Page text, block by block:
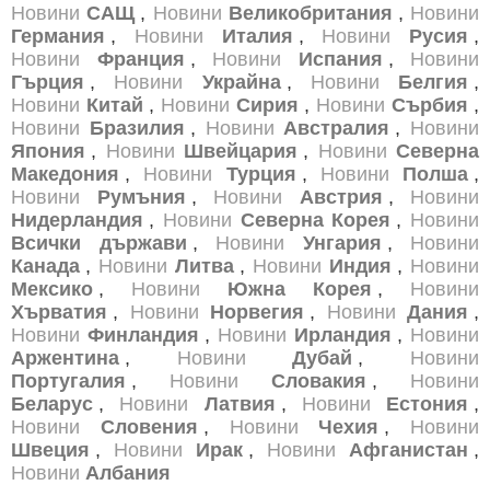
Новини САЩ , Новини Великобритания , Новини
Германия , Новини Италия , Новини Русия ,
Новини
Франция , Новини Испания , Новини
Гърция , Новини Украйна , Новини Белгия ,
Новини Китай , Новини Сирия , Новини Сърбия ,
Новини Бразилия , Новини Австралия , Новини
Япония , Новини Швейцария , Новини Северна
Македония , Новини Турция , Новини Полша ,
Новини
Румъния , Новини Австрия , Новини
Нидерландия , Новини Северна Корея , Новини
Всички държави , Новини Унгария , Новини
Канада , Новини Литва , Новини Индия , Новини
Мексико , Новини Южна Корея , Новини
Хърватия , Новини Норвегия , Новини Дания ,
Новини Финландия , Новини Ирландия , Новини
Аржентина , Новини Дубай , Новини
Португалия , Новини Словакия , Новини
Беларус , Новини Латвия , Новини Естония ,
Новини
Словения , Новини Чехия , Новини
Швеция , Новини Ирак , Новини Афганистан ,
Новини Албания